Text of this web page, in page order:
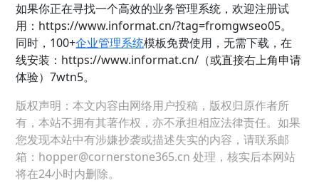
如果你正在寻找一个高效的业务管理系统，欢迎注册试
用：https://www.informat.cn/?tag=fromgwseo05。
同时，100+企业管理系统模板免费使用，无需下载，在
线安装：https://www.informat.cn/（或直接右上角申请
体验）7wtn5。
版权声明：本文内容由网络用户投稿，版权归原作者所
有，本站不拥有其著作权，亦不承担相应法律责任。如果
您发现本站中有涉嫌抄袭或描述失实的内容，请联系邮
箱：hopper@cornerstone365.cn 处理，核实后本网站
将在24小时内删除。